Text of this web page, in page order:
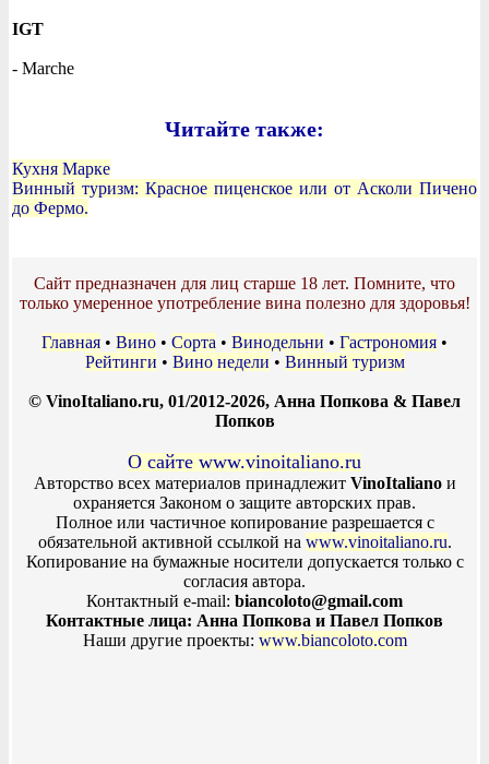
IGT
- Marche
Читайте также:
Кухня Марке
Винный туризм: Красное пиценское или от Асколи Пичено
до Фермо.
Сайт предназначен для лиц старше 18 лет. Помните, что
только умеренное употребление вина полезно для здоровья!
Главная • Вино • Сорта • Винодельни • Гастрономия •
Рейтинги • Вино недели • Винный туризм
© VinoItaliano.ru, 01/2012-2026, Анна Попкова & Павел
Попков
О сайте www.vinoitaliano.ru
Авторство всех материалов принадлежит VinoItalianoи
охраняется Законом о защите авторских прав.
Полное или частичное копирование разрешается с
обязательной активной ссылкой на www.vinoitaliano.ru.
Копирование на бумажные носители допускается только с
согласия автора.
Контактный e-mail: biancoloto@gmail.com
Контактные лица: Анна Попкова и Павел Попков
Наши другие проекты: www.biancoloto.com